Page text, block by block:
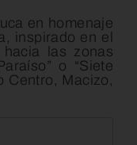
en homenaje
inspirado en el
las zonas
o “Siete
Centro, Macizo,